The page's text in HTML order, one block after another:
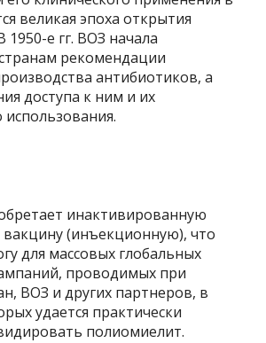
великая эпоха открытия
1950-е гг. ВОЗ начала
рекомендации
антибиотиков, а
доступа к ним и их
использования.
инактивированную
(инъекционную), что
для массовых глобальных
проводимых при
ВОЗ и других партнеров, в
удается практически
полиомиелит.